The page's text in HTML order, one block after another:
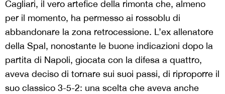
Cagliari, il vero artefice della rimonta che, almeno
per il momento, ha permesso ai rossoblu di
abbandonare la zona retrocessione. L’ex allenatore
della Spal, nonostante le buone indicazioni dopo la
partita di Napoli, giocata con la difesa a quattro,
aveva deciso di tornare sui suoi passi, di riproporre il
suo classico 3-5-2: una scelta che aveva anche